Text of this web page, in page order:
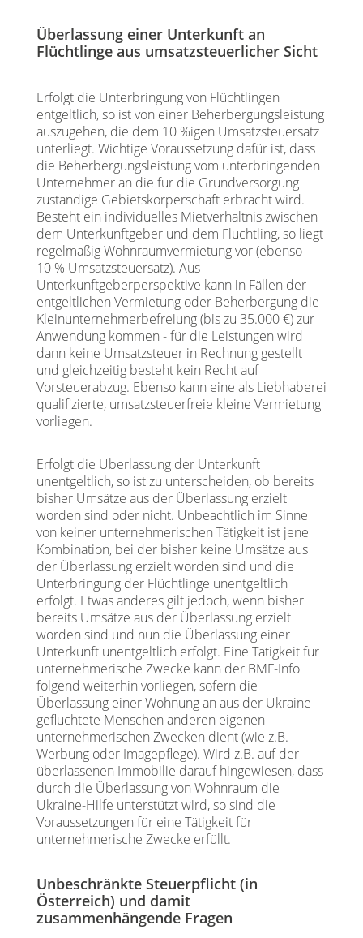
Überlassung einer Unterkunft an
Flüchtlinge aus umsatzsteuerlicher Sicht
Erfolgt die Unterbringung von Flüchtlingen
entgeltlich, so ist von einer Beherbergungsleistung
auszugehen, die dem 10 %igen Umsatzsteuersatz
unterliegt. Wichtige Voraussetzung dafür ist, dass
die Beherbergungsleistung vom unterbringenden
Unternehmer an die für die Grundversorgung
zuständige Gebietskörperschaft erbracht wird.
Besteht ein individuelles Mietverhältnis zwischen
dem Unterkunftgeber und dem Flüchtling, so liegt
regelmäßig Wohnraumvermietung vor (ebenso
10 % Umsatzsteuersatz). Aus
Unterkunftgeberperspektive kann in Fällen der
entgeltlichen Vermietung oder Beherbergung die
Kleinunternehmerbefreiung (bis zu 35.000 €) zur
Anwendung kommen - für die Leistungen wird
dann keine Umsatzsteuer in Rechnung gestellt
und gleichzeitig besteht kein Recht auf
Vorsteuerabzug. Ebenso kann eine als Liebhaberei
qualifizierte, umsatzsteuerfreie kleine Vermietung
vorliegen.
Erfolgt die Überlassung der Unterkunft
unentgeltlich, so ist zu unterscheiden, ob bereits
bisher Umsätze aus der Überlassung erzielt
worden sind oder nicht. Unbeachtlich im Sinne
von keiner unternehmerischen Tätigkeit ist jene
Kombination, bei der bisher keine Umsätze aus
der Überlassung erzielt worden sind und die
Unterbringung der Flüchtlinge unentgeltlich
erfolgt. Etwas anderes gilt jedoch, wenn bisher
bereits Umsätze aus der Überlassung erzielt
worden sind und nun die Überlassung einer
Unterkunft unentgeltlich erfolgt. Eine Tätigkeit für
unternehmerische Zwecke kann der BMF-Info
folgend weiterhin vorliegen, sofern die
Überlassung einer Wohnung an aus der Ukraine
geflüchtete Menschen anderen eigenen
unternehmerischen Zwecken dient (wie z.B.
Werbung oder Imagepflege). Wird z.B. auf der
überlassenen Immobilie darauf hingewiesen, dass
durch die Überlassung von Wohnraum die
Ukraine-Hilfe unterstützt wird, so sind die
Voraussetzungen für eine Tätigkeit für
unternehmerische Zwecke erfüllt.
Unbeschränkte Steuerpflicht (in
Österreich) und damit
zusammenhängende Fragen